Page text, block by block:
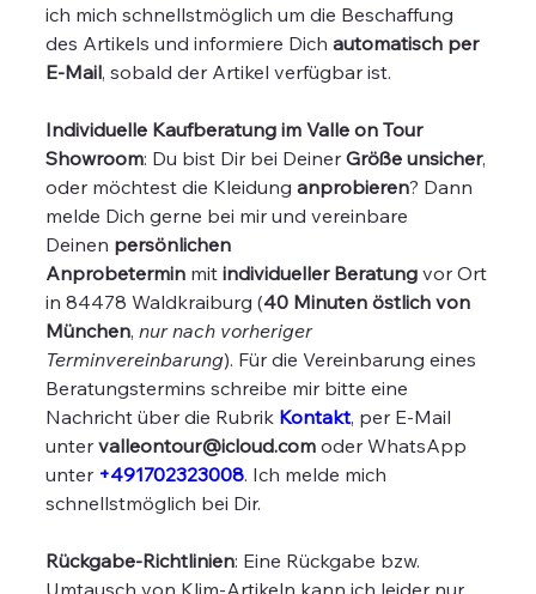
ich mich schnellstmöglich um die Beschaffung
des Artikels und informiere Dichautomatisch per
E-Mail, sobald der Artikel verfügbar ist.
Individuelle Kaufberatung im Valle on Tour
Showroom: Du bist Dir bei DeinerGröße unsicher,
oder möchtest die Kleidunganprobieren? Dann
melde Dich gerne bei mir und vereinbare
Deinen persönlichen
Anprobetermin mitindividueller Beratung vor Ort
in 84478 Waldkraiburg (40 Minuten östlich von
München,nur nach vorheriger
Terminvereinbarung). Für die Vereinbarung eines
Beratungstermins schreibe mir bitte eine
Nachricht über die Rubrik Kontakt, per E-Mail
untervalleontour@icloud.com oder WhatsApp
unter +491702323008. Ich melde mich
schnellstmöglich bei Dir.
Rückgabe-Richtlinien: Eine Rückgabe bzw.
Umtausch von Klim-Artikeln kann ich leider nur